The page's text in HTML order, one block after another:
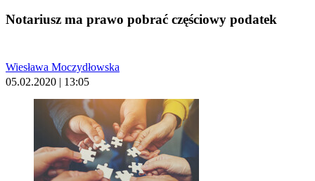
Notariusz ma prawo pobrać częściowy podatek
Wiesława Moczydłowska
05.02.2020 | 13:05